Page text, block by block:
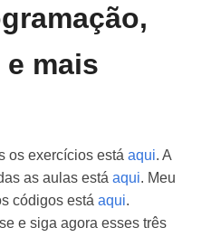
e mais
os exercícios está aqui. A
as aulas está aqui. Meu
códigos está aqui.
e siga agora esses três